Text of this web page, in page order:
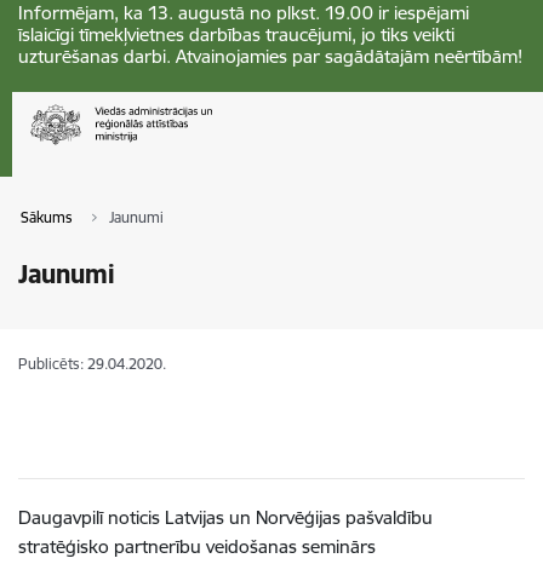
Informējam, ka 13. augustā no plkst. 19.00 ir iespējami
īslaicīgi tīmekļvietnes darbības traucējumi, jo tiks veikti
uzturēšanas darbi. Atvainojamies par sagādātajām neērtībām!
Sākums Jaunumi
Jaunumi
Publicēts: 29.04.2020.
Daugavpilī noticis Latvijas un Norvēģijas pašvaldību
stratēģisko partnerību veidošanas seminārs